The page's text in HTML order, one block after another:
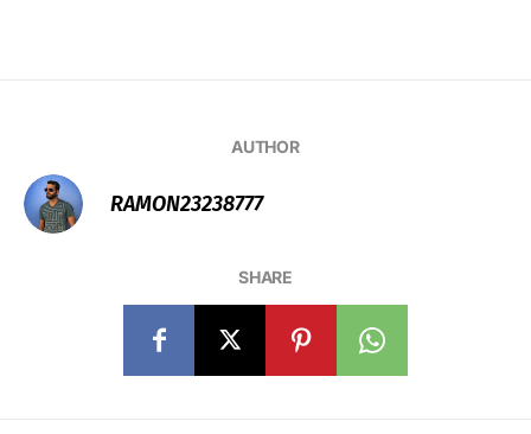
AUTHOR
RAMON23238777
SHARE